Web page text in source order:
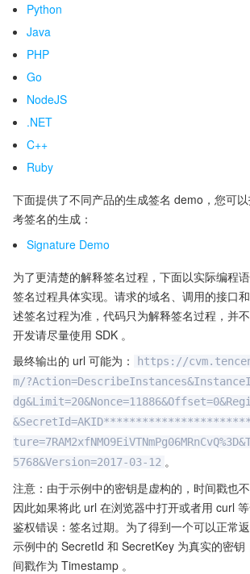
Python
Java
PHP
Go
NodeJS
.NET
C++
Ruby
下面提供了不同产品的生成签名 demo，您可
考签名的生成：
Signature Demo
为了更清楚的解释签名过程，下面以实际编程
签名过程具体实现。请求的域名、调用的接口
述签名过程为准，代码只为解释签名过程，并
开发请尽量使用 SDK 。
最终输出的 url 可能为：
https://
m/
5768&Version=2017-03-12 。
注意：由于示例中的密钥是虚构的，时间戳也
因此如果将此 url 在浏览器中打开或者用 curl
鉴权错误：签名过期。为了得到一个可以正常
示例中的 SecretId 和 SecretKey 为真实的密钥
间戳作为 Timestamp 。